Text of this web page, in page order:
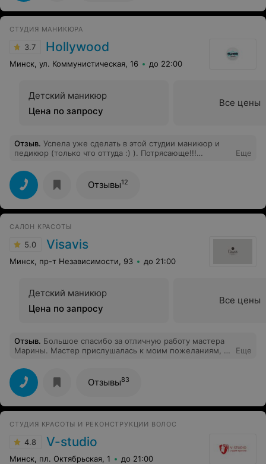
СТУДИЯ МАНИКЮРА
3.7 Hollywood
Минск, ул. Коммунистическая, 16 до 22:00
Детский маникюр
Цена по запросу
Все цены
Отзыв. Успела уже сделать в этой студии маникюр и
педикюр (только что оттуда :) ). Потрясающе!!!
материалы - на высшем уровне! Мне посчастливилось
познакомиться со Светланой и Елизаветой. Девочки-
красотки, профессионалы своего дела! Теперь
маникюр и педикюр только в этой студии!
Еще
Отзывы12
САЛОН КРАСОТЫ
5.0 Visavis
Минск, пр-т Независимости, 93 до 21:00
Детский маникюр
Цена по запросу
Все цены
Отзыв. Большое спасибо за отличную работу мастера
Марины. Мастер прислушалась к моим пожеланиям, а
поменять свой образ, и мастер сделала мне стильную
стрижку, которую я могу сама без труда укладывать!
Спасибо большое салону за таких профессиональных и
талантливых мастеров! Обязательно приду ещё.
Еще
Отзывы83
СТУДИЯ КРАСОТЫ И РЕКОНСТРУКЦИИ ВОЛОС
4.8 V-studio
Минск, пл. Октябрьская, 1 до 21:00